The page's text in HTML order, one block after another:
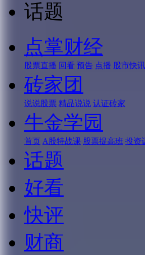
话题
点掌财经
股票直播 回看 预告 点播 股市快讯
砖家团
说说股票 精品说说 认证砖家
牛金学园
首页 A股特战课 股票提高班 投资
话题
好看
快评
财商